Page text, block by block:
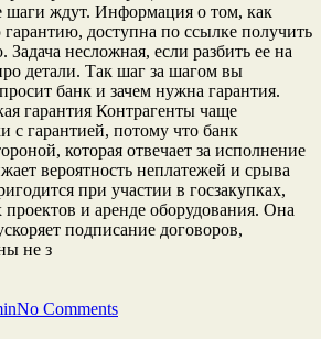
шаги ждут. Информация о том, как
доступна по ссылке получить
несложная, если разбить ее на
детали. Так шаг за шагом вы
банк и зачем нужна гарантия.
гарантия Контрагенты чаще
с гарантией, потому что банк
которая отвечает за исполнение
вероятность неплатежей и срыва
при участии в госзакупках,
и аренде оборудования. Она
подписание договоров,
не з
No Comments